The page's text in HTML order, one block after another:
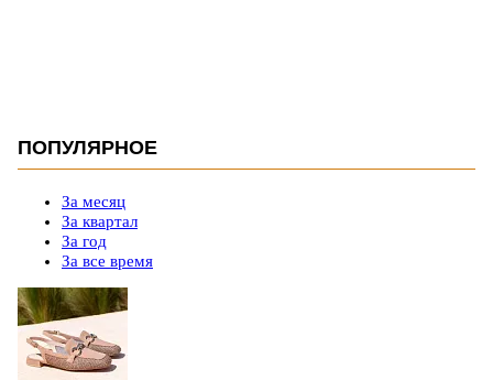
ПОПУЛЯРНОЕ
За месяц
За квартал
За год
За все время